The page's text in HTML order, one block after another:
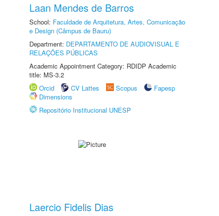
Laan Mendes de Barros
School: Faculdade de Arquitetura, Artes, Comunicação
e Design (Câmpus de Bauru)
Department: DEPARTAMENTO DE AUDIOVISUAL E
RELAÇÕES PÚBLICAS
Academic Appointment Category: RDIDP Academic
title: MS-3.2
Orcid
CV Lattes Scopus
Fapesp
Dimensions
Repositório Institucional UNESP
Laercio Fidelis Dias